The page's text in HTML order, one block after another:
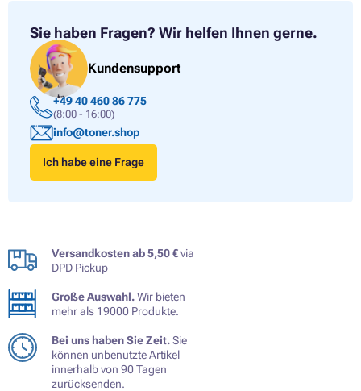
Sie haben Fragen? Wir helfen Ihnen gerne.
Kundensupport
+49 40 460 86 775
(8:00 - 16:00)
info@toner.shop
Ich habe eine Frage
Versandkosten ab 5,50 €via
DPD Pickup
Große Auswahl.Wir bieten
mehr als 19000 Produkte.
Bei uns haben Sie Zeit.Sie
können unbenutzte Artikel
innerhalb von 90 Tagen
zurücksenden.